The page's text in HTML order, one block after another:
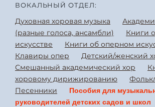
ВОКАЛЬНЫЙ ОТДЕЛ:
Духовная хоровая музыка
(разные голоса, ансамбли)
Книги
искусстве
Книги об оперном
Клавиры опер
Детский/женский
Смешанный академический хор
хоровому дирижированию
Песенники
Пособия для
руководителей детских садов и школ